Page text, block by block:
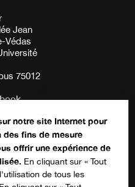
fins de
newsletter
Jean
Védas
75012
notre site Internet pour
des fins de mesure
offrir une expérience de
En cliquant sur « Tout
de tous les